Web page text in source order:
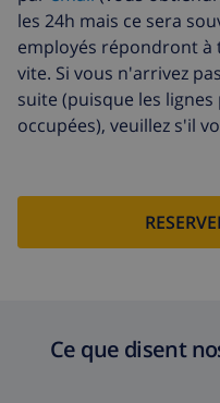
les 24h mais ce sera
employés répondront à
vite. Si vous n'arrivez
suite (puisque les
occupées), veuillez s'il
Ce que disent